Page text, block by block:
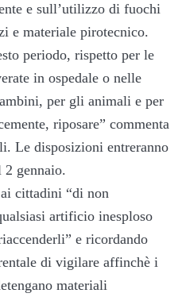
e sull’utilizzo di fuochi
e materiale pirotecnico.
periodo, rispetto per le
in ospedale o nelle
per gli animali e per
riposare” commenta
Le disposizioni entreranno
gennaio.
cittadini “di non
artificio inesploso
e ricordando
di vigilare affinchè i
materiali